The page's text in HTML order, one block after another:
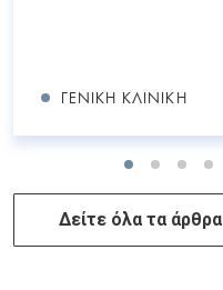
ΓΕΝΙΚΉ ΚΛΙΝΙΚΉ
Δείτε όλα τα άρθρα